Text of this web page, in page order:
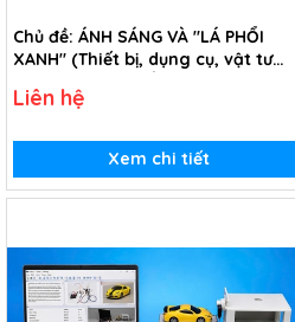
Chủ đề: ÁNH SÁNG VÀ "LÁ PHỔI
XANH" (Thiết bị, dụng cụ, vật tư
phổi xanh" - lớp 6)
Liên hệ
Xem chi tiết